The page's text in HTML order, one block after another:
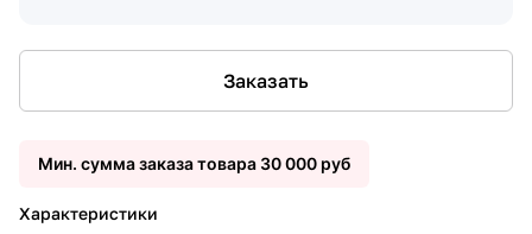
Заказать
Мин. сумма заказа товара 30 000 руб
Характеристики